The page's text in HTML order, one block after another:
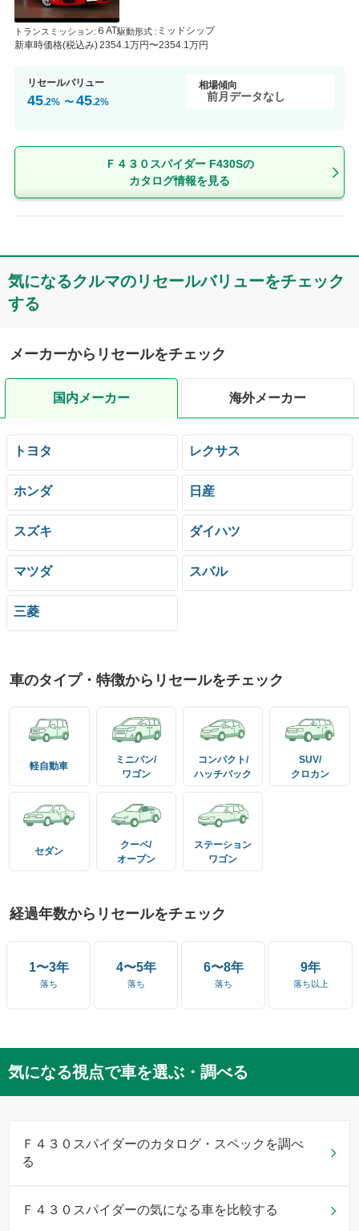
トランスミッション: ６AT駆動形式 : ミッドシップ
新車時価格(税込み)2354.1万円〜2354.1万円
リセールバリュー
45.2% 〜 45.2%
相場傾向
前月データなし
Ｆ４３０スパイダー F430Sの
カタログ情報を見る
気になるクルマのリセールバリューをチェック
する
メーカーからリセールをチェック
国内メーカー 海外メーカー
トヨタ レクサス
ホンダ 日産
スズキ ダイハツ
マツダ スバル
三菱
車のタイプ・特徴からリセールをチェック
軽自動車
ミニバン/
ワゴン
コンパクト/
ハッチバック
SUV/
クロカン
セダン
クーペ/
オープン
ステーション
ワゴン
経過年数からリセールをチェック
1〜3年
落ち
4〜5年
落ち
6〜8年
落ち
9年
落ち以上
気になる視点で車を選ぶ・調べる
Ｆ４３０スパイダーのカタログ・スペックを調べ
る
Ｆ４３０スパイダーの気になる車を比較する